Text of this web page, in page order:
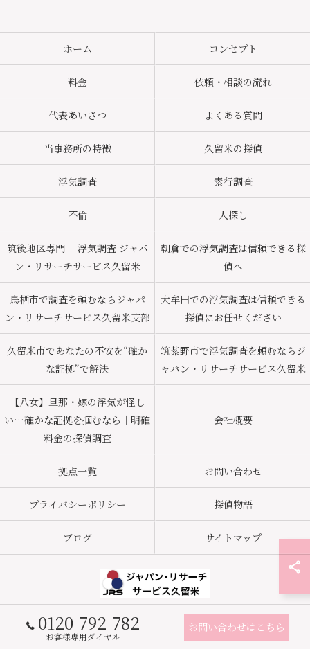
0120-792-782
お客様専用ダイヤル
お問い合わせはこちら
ホーム コンセプト
料金 依頼・相談の流れ
代表あいさつ よくある質問
当事務所の特徴 久留米の探偵
浮気調査 素行調査
不倫 人探し
筑後地区専門 浮気調査 ジャパ
ン・リサーチサービス久留米
朝倉での浮気調査は信頼できる探
偵へ
鳥栖市で調査を頼むならジャパ
ン・リサーチサービス久留米支部
大牟田での浮気調査は信頼できる
探偵にお任せください
久留米市であなたの不安を“確か
な証拠”で解決
筑紫野市で浮気調査を頼むならジ
ャパン・リサーチサービス久留米
【八女】旦那・嫁の浮気が怪し
い…確かな証拠を掴むなら｜明確
料金の探偵調査
会社概要
拠点一覧 お問い合わせ
プライバシーポリシー 探偵物語
ブログ サイトマップ
© 2026 久留米市の探偵ならジャパン・リサーチサービス久留米 ALL RIGHTS